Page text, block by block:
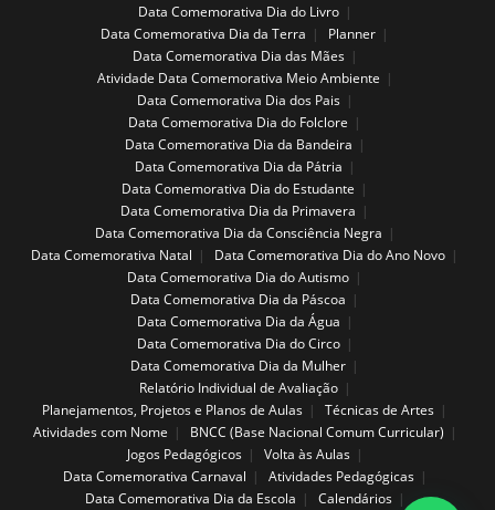
Data Comemorativa Dia do Livro
Data Comemorativa Dia da Terra
Planner
Data Comemorativa Dia das Mães
Atividade Data Comemorativa Meio Ambiente
Data Comemorativa Dia dos Pais
Data Comemorativa Dia do Folclore
Data Comemorativa Dia da Bandeira
Data Comemorativa Dia da Pátria
Data Comemorativa Dia do Estudante
Data Comemorativa Dia da Primavera
Data Comemorativa Dia da Consciência Negra
Data Comemorativa Natal
Data Comemorativa Dia do Ano Novo
Data Comemorativa Dia do Autismo
Data Comemorativa Dia da Páscoa
Data Comemorativa Dia da Água
Data Comemorativa Dia do Circo
Data Comemorativa Dia da Mulher
Relatório Individual de Avaliação
Planejamentos, Projetos e Planos de Aulas
Técnicas de Artes
Atividades com Nome
BNCC (Base Nacional Comum Curricular)
Jogos Pedagógicos
Volta às Aulas
Data Comemorativa Carnaval
Atividades Pedagógicas
Data Comemorativa Dia da Escola
Calendários